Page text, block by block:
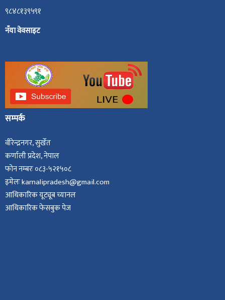
९८४८१३९५९१
नँया वेवसाइट
सम्पर्क
वीरेन्द्रनगर, सुर्खेत
कर्णाली प्रदेश, नेपाल
फोन नम्बरः ०८३-५२१५०८
इमेलः karnalipradesh@gmail.com
आधिकारिक यूट्यूब च्यानल
आधिकारिक फेसबुक पेज